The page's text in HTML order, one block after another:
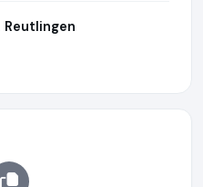
Reutlingen